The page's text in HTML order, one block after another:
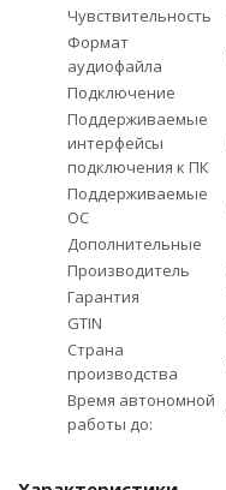
Чувствительность
Формат
аудиофайла
Подключение
Поддерживаемые
интерфейсы
подключения к ПК
Поддерживаемые
ОС
Дополнительные
Производитель
Гарантия
GTIN
Страна
производства
Время автономной
работы до: